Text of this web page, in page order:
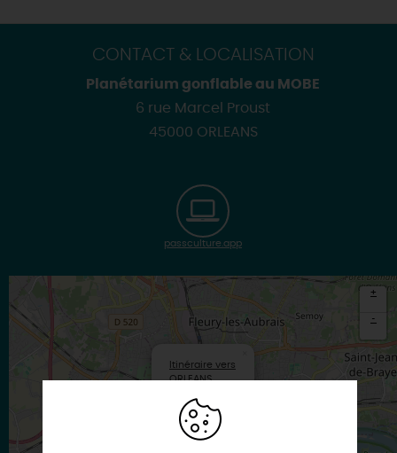
CONTACT & LOCALISATION
Planétarium gonflable au MOBE
6 rue Marcel Proust
45000 ORLEANS
passculture.app
Itinéraire vers
ORLEANS
+
-